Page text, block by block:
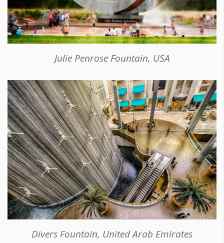
Julie Penrose Fountain, USA
Divers Fountain, United Arab Emirates